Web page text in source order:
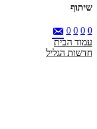
שיתוף
0
0
0
0
עמוד הבית
חדשות הגליל